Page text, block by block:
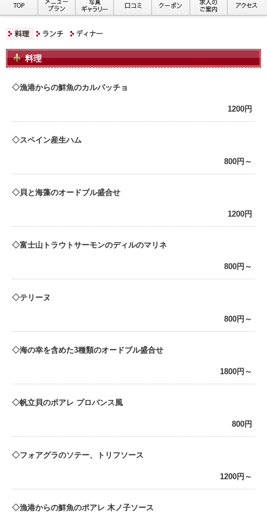
料理
漁港からの鮮魚のカルパッチョ
1200円
スペイン産生ハム
800円～
貝と海藻のオードブル盛合せ
1200円
富士山トラウトサーモンのディルのマリネ
800円～
テリーヌ
800円～
海の幸を含めた3種類のオードブル盛合せ
1800円～
帆立貝のポアレ プロバンス風
800円
フォアグラのソテー、トリフソース
1200円～
漁港からの鮮魚のポアレ 木ノ子ソース